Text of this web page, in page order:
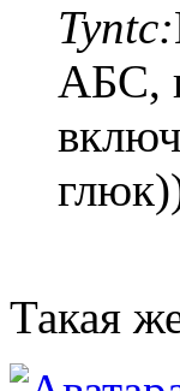
Tyntc:
АБС,
Такая